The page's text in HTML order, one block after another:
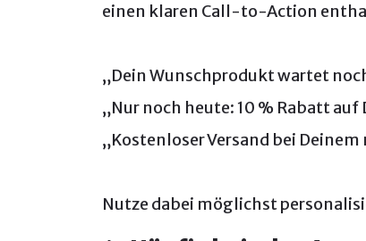
einen klaren Call-to-Action
„Dein Wunschprodukt wartet
„Nur noch heute: 10 % Rabatt
„Kostenloser Versand bei
Nutze dabei möglichst